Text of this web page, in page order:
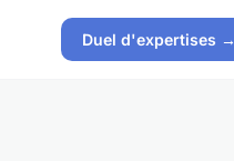
Duel d'expertises →